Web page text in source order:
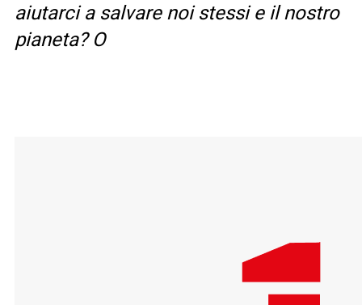
aiutarci a salvare noi stessi e il nostro
pianeta? O